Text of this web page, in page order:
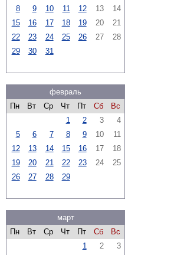
8
9 10 11 12 13
14
15
16 17 18 19 20
21
22
23 24 25 26 27
28
29
30 31
февраль
Пн
Вт Ср Чт Пт Сб
Вс
1
2 3
4
5
6 7 8 9 10
11
12
13 14 15 16 17
18
19
20 21 22 23 24
25
26
27 28 29
март
Пн
Вт Ср Чт Пт Сб
Вс
1
2
3